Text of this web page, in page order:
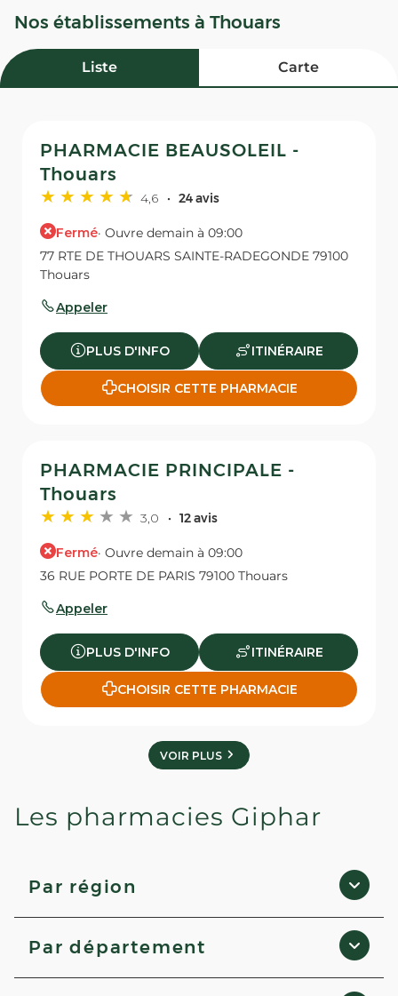
Nos établissements à Thouars
Liste Carte
PHARMACIE BEAUSOLEIL -
Thouars
4,6 24 avis
Fermé· Ouvre demain à 09:00
77 RTE DE THOUARS SAINTE-RADEGONDE 79100
Thouars
Appeler
PLUS D'INFO ITINÉRAIRE
CHOISIR CETTE PHARMACIE
PHARMACIE PRINCIPALE -
Thouars
3,0 12 avis
Fermé· Ouvre demain à 09:00
36 RUE PORTE DE PARIS 79100 Thouars
Appeler
PLUS D'INFO ITINÉRAIRE
CHOISIR CETTE PHARMACIE
VOIR PLUS
Les pharmacies Giphar
Par région
Hauts-de-France
Par département